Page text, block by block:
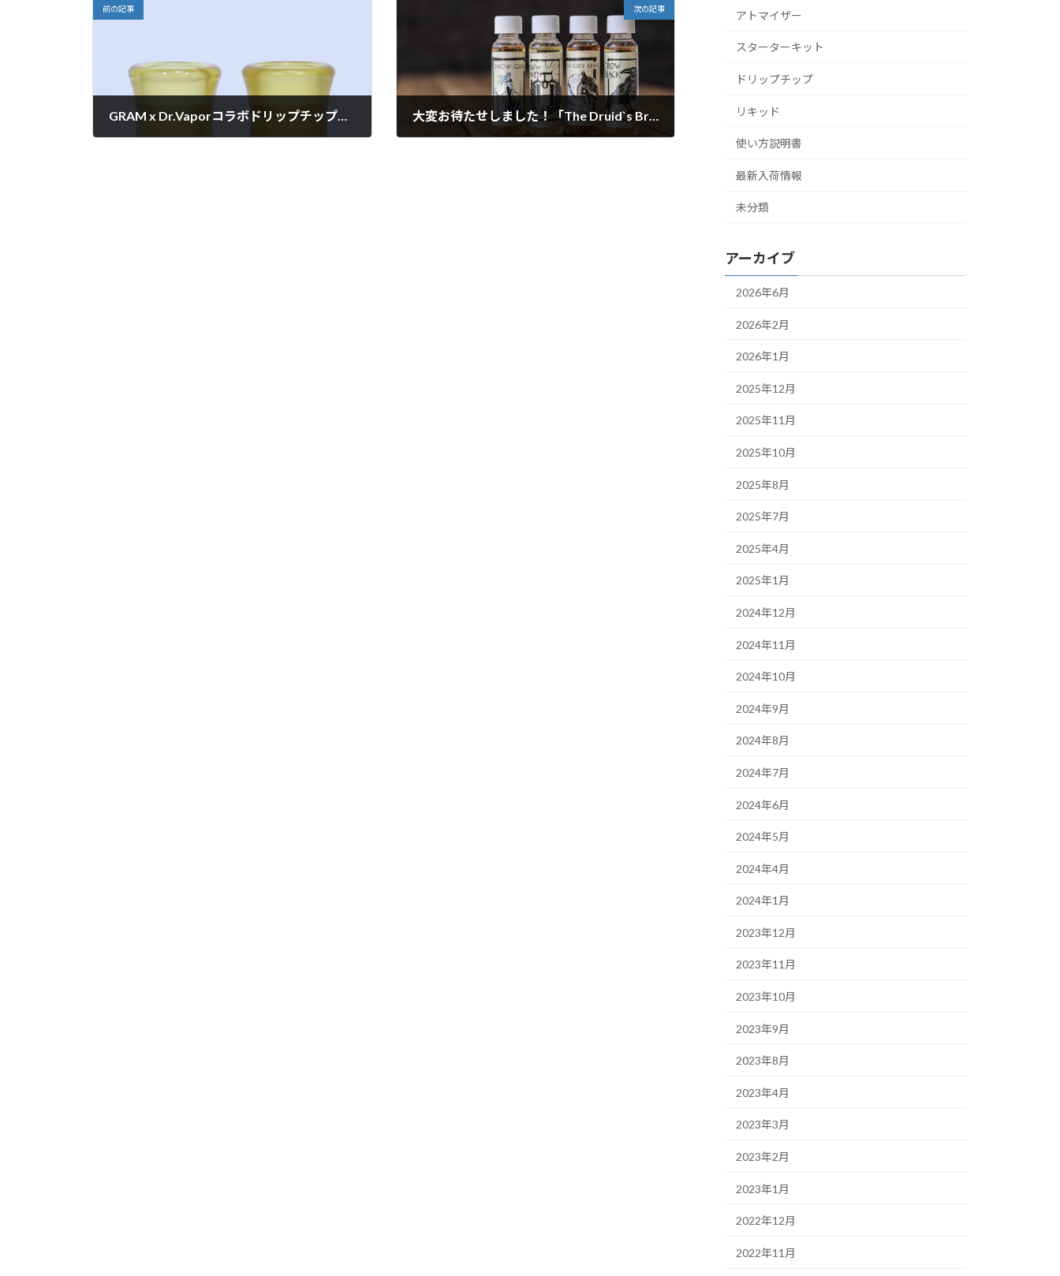
前の記事
GRAM x Dr.Vaporコラボドリップチップ「SACASAFUJI」再入荷です！
次の記事
大変お待たせしました！「The Druid`s Brew」再入荷です！
アトマイザー
スターターキット
ドリップチップ
リキッド
使い方説明書
最新入荷情報
未分類
アーカイブ
2026年6月
2026年2月
2026年1月
2025年12月
2025年11月
2025年10月
2025年8月
2025年7月
2025年4月
2025年1月
2024年12月
2024年11月
2024年10月
2024年9月
2024年8月
2024年7月
2024年6月
2024年5月
2024年4月
2024年1月
2023年12月
2023年11月
2023年10月
2023年9月
2023年8月
2023年4月
2023年3月
2023年2月
2023年1月
2022年12月
2022年11月